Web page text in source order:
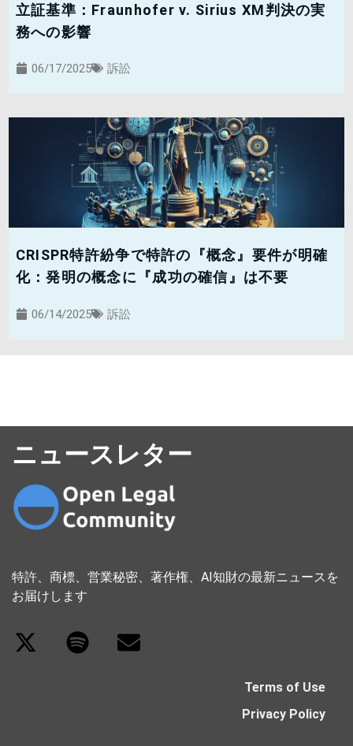
立証基準：Fraunhofer v. Sirius XM判決の実
務への影響
06/17/2025 訴訟
CRISPR特許紛争で特許の『概念』要件が明確
化：発明の概念に『成功の確信』は不要
06/14/2025 訴訟
ニュースレター
特許、商標、営業秘密、著作権、AI知財の最新ニュースを
お届けします
Terms of Use
Privacy Policy